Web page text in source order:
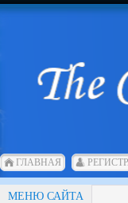
ГЛАВНАЯ
МЕНЮ САЙТА